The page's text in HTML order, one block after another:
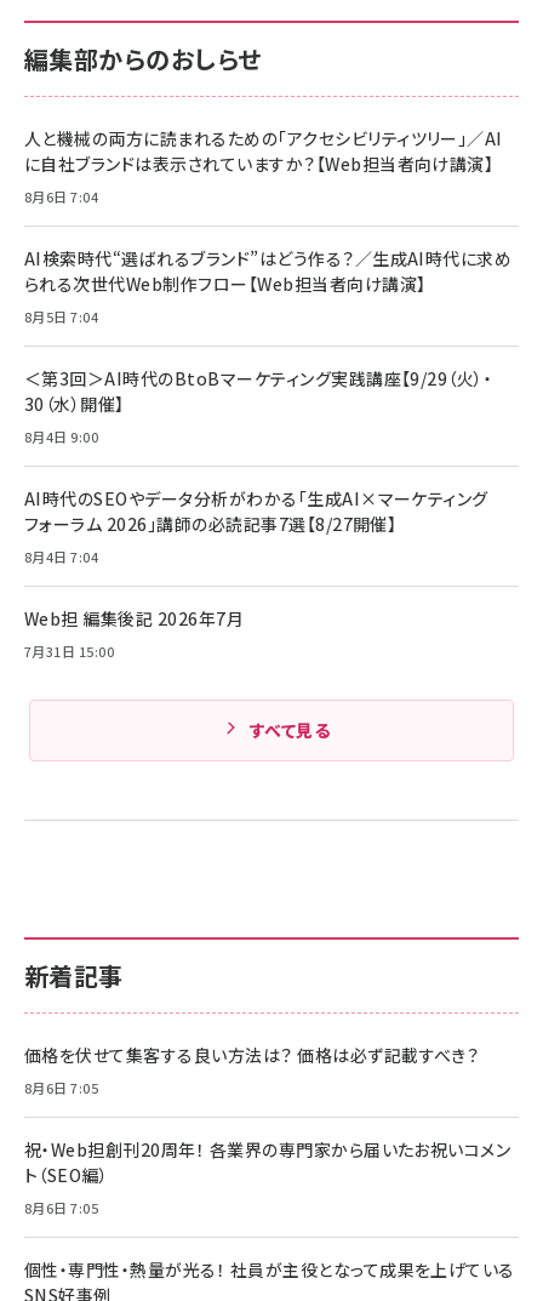
￥880
anan(アンアン)2026/06/24号 No.2500増刊
スペシャルエディション[王道エンタメの矜持／
￥1,100
年後半、あなたの恋と運命／山田涼介]
￥880
Amazonランキングをもっと見る
サポート正規品 メーカー保証5年 KLMEA128G
NIMASO ガラスフィルム iPhone 17 用 保護フィ
すい ガイド枠付き いPhone17 (6.3インチ) 対応
2枚セット DSP25F1698
￥1,599
【New】Amazon Fire TV Stick HD | 手軽にスト
レイヤー
￥6,980
Anker Soundcore P31i (Bluetooth 6.1) 【完
全ワイヤレスイヤホン/アクティブノイズキャンセリ
ング/マルチポイント接続 / 最大50時間再生 / PSE
Anker PowerLine III Flow USB-C & USB-C
ケーブル Anker絡まないケーブル 240W 結束バン
ド付き USB PD対応 シリコン素材採用 iPhone
17 / 16 / 15 / Galaxy iPad Pro MacBook
Amazonランキングをもっと見る
サポート正規品 メーカー保証5年 KLMEA128G
Amazon eギフトカード - Amazonロゴ - クラ
￥5,000
ケーブル Anker絡まないケーブル 240W 結束バン
17 / 16 / 15 / Galaxy iPad Pro MacBook
Pro/Air 各種対応 (1.8m ミッドナイトブラック)
￥1,890
キャンペーン】
￥4,857
Amazonランキングをもっと見る
新着記事
価格を伏せて集客する良い方法は？ 価格は必ず記載すべき？
8月6日 7:05
祝・Web担創刊20周年！ 各業界の専門家から届いたお祝いコメン
ト（SEO編）
8月6日 7:05
個性・専門性・熱量が光る！ 社員が主役となって成果を上げている
SNS好事例
編集部からのおしらせ
人と機械の両方に読まれるための「アクセシビリティツリー」／AI
に自社ブランドは表示されていますか？【Web担当者向け講演】
8月6日 7:04
AI検索時代“選ばれるブランド”はどう作る？／生成AI時代に求め
られる次世代Web制作フロー【Web担当者向け講演】
8月5日 7:04
＜第3回＞AI時代のBtoBマーケティング実践講座【9/29（火）・
30（水）開催】
8月4日 9:00
AI時代のSEOやデータ分析がわかる「生成AI×マーケティング
フォーラム 2026」講師の必読記事7選【8/27開催】
8月4日 7:04
Web担 編集後記 2026年7月
7月31日 15:00
すべて見る